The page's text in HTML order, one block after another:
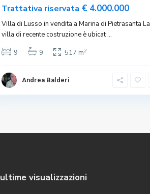
Trattativa riservata € 4.000.000
Villa di Lusso in vendita a Marina di Pietrasanta La
villa di recente costruzione è ubicat...
9
9 517 m2
Andrea Balderi
ultime visualizzazioni